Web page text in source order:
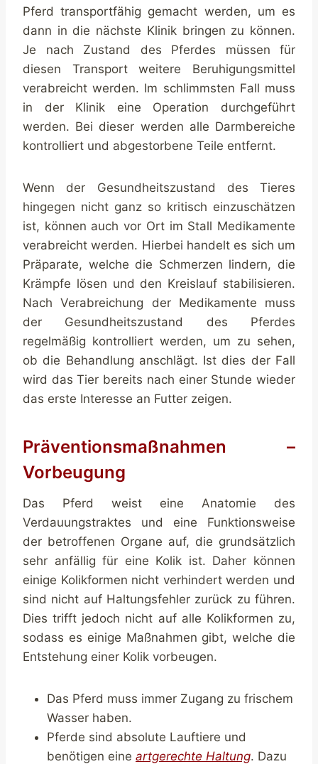
Pferd transportfähig gemacht werden, um es
dann in die nächste Klinik bringen zu können.
Je nach Zustand des Pferdes müssen für
diesen Transport weitere Beruhigungsmittel
verabreicht werden. Im schlimmsten Fall muss
in der Klinik eine Operation durchgeführt
werden. Bei dieser werden alle Darmbereiche
kontrolliert und abgestorbene Teile entfernt.
Wenn der Gesundheitszustand des Tieres
hingegen nicht ganz so kritisch einzuschätzen
ist, können auch vor Ort im Stall Medikamente
verabreicht werden. Hierbei handelt es sich um
Präparate, welche die Schmerzen lindern, die
Krämpfe lösen und den Kreislauf stabilisieren.
Nach Verabreichung der Medikamente muss
der Gesundheitszustand des Pferdes
regelmäßig kontrolliert werden, um zu sehen,
ob die Behandlung anschlägt. Ist dies der Fall
wird das Tier bereits nach einer Stunde wieder
das erste Interesse an Futter zeigen.
Präventionsmaßnahmen –
Vorbeugung
Das Pferd weist eine Anatomie des
Verdauungstraktes und eine Funktionsweise
der betroffenen Organe auf, die grundsätzlich
sehr anfällig für eine Kolik ist. Daher können
einige Kolikformen nicht verhindert werden und
sind nicht auf Haltungsfehler zurück zu führen.
Dies trifft jedoch nicht auf alle Kolikformen zu,
sodass es einige Maßnahmen gibt, welche die
Entstehung einer Kolik vorbeugen.
Das Pferd muss immer Zugang zu frischem
Wasser haben.
Pferde sind absolute Lauftiere und
benötigen eine artgerechte Haltung. Dazu